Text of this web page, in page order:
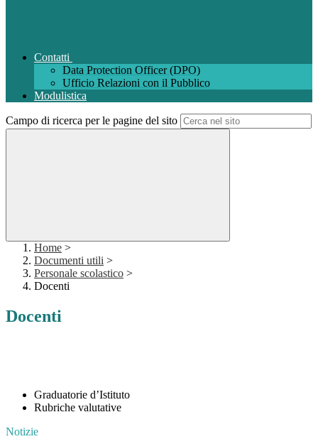
Contatti
Data Protection Officer (DPO)
Ufficio Relazioni con il Pubblico
Modulistica
Campo di ricerca per le pagine del sito
Home >
Documenti utili >
Personale scolastico >
Docenti
Docenti
Graduatorie d’Istituto
Rubriche valutative
Notizie